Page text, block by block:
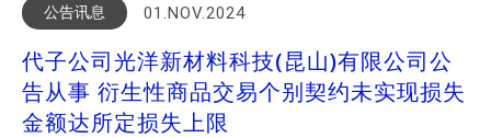
公告讯息 01.NOV.2024
代子公司光洋新材料科技(昆山)有限公司公
告从事 衍生性商品交易个别契约未实现损失
金额达所定损失上限